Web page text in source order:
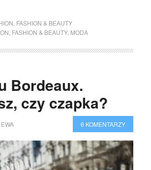
FASHION & BEAUTY
FASHION & BEAUTY, MODA
Bordeaux.
czy czapka?
EWA 6 KOMENTARZY